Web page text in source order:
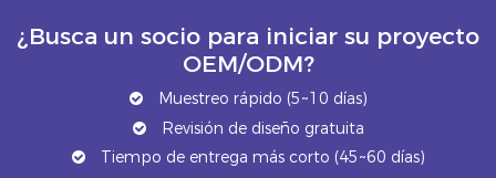
¿Busca un socio para iniciar su proyecto
OEM/ODM?
Muestreo rápido (5~10 días)
Revisión de diseño gratuita
Tiempo de entrega más corto (45~60 días)